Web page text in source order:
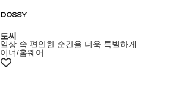
도씨
일상 속 편안한 순간을 더욱 특별하게
이너/홈웨어